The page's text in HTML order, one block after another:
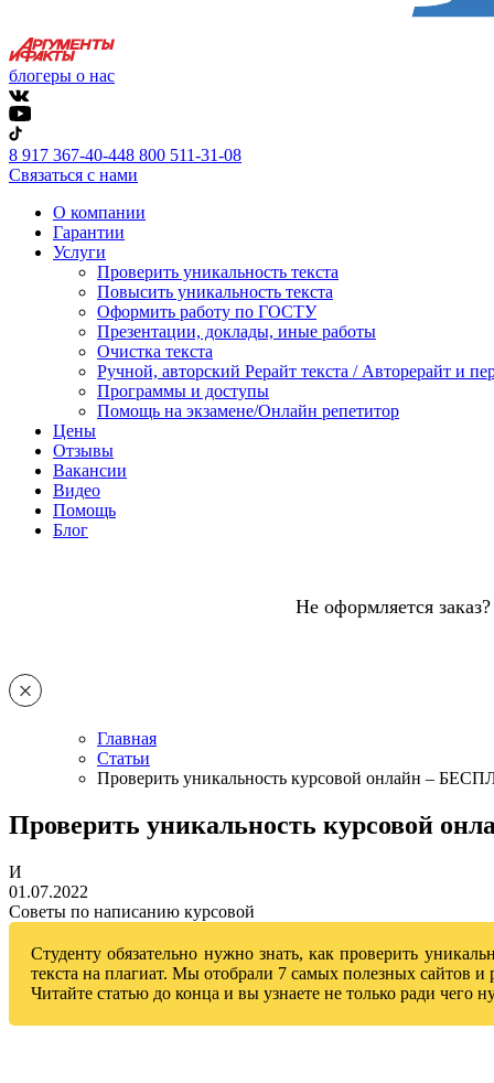
блогеры о нас
8 917 367-40-448 800 511-31-08
Связаться с нами
О компании
Гарантии
Услуги
Проверить уникальность текста
Повысить уникальность текста
Оформить работу по ГОСТУ
Презентации, доклады, иные работы
Очистка текста
Ручной, авторский Рерайт текста / Авторерайт и
Программы и доступы
Помощь на экзамене/Онлайн репетитор
Цены
Отзывы
Вакансии
Видео
Помощь
Блог
Не оформляется
Главная
Статьи
Проверить уникальность курсовой онлайн –
Проверить уникальность курсовой
И
01.07.2022
Советы по написанию курсовой
Студенту обязательно нужно знать, как проверить
текста на плагиат. Мы отобрали 7 самых полезных сайтов и
Читайте статью до конца и вы узнаете не только ради